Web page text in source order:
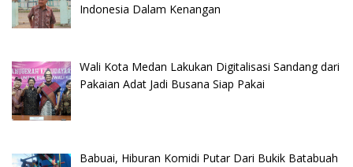
Indonesia Dalam Kenangan
Wali Kota Medan Lakukan Digitalisasi Sandang dari
Pakaian Adat Jadi Busana Siap Pakai
Babuai, Hiburan Komidi Putar Dari Bukik Batabuah